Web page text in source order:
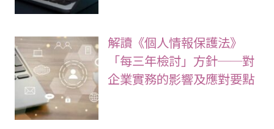
解讀《個人情報保護法》
「每三年檢討」方針──對
企業實務的影響及應對要點